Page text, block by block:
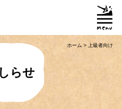
こともみたこともないぞ？という大川村
の道のりや、心構えなどをご紹介！
ホーム > 上級者向け
らせ